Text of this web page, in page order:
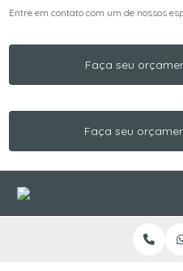
Entre em contato com um de nossos
Faça seu
Faça seu